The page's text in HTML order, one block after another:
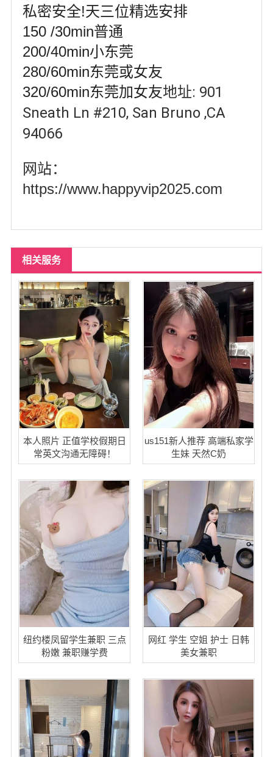
私密安全!天三位精选安排
150 /30min普通
200/40min小东莞
280/60min东莞或女友
320/60min东莞加女友地址: 901
Sneath Ln #210, San Bruno ,CA
94066
网站：
https://www.happyvip2025.com
相关服务
本人照片 正值学校假期日
常英文沟通无障碍！
us151新人推荐 高端私家学
生妹 天然C奶
纽约楼凤留学生兼职 三点
粉嫩 兼职赚学费
网红 学生 空姐 护士 日韩
美女兼职